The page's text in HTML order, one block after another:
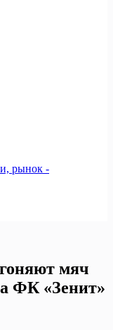
рынок -
мяч
ФК «Зенит»